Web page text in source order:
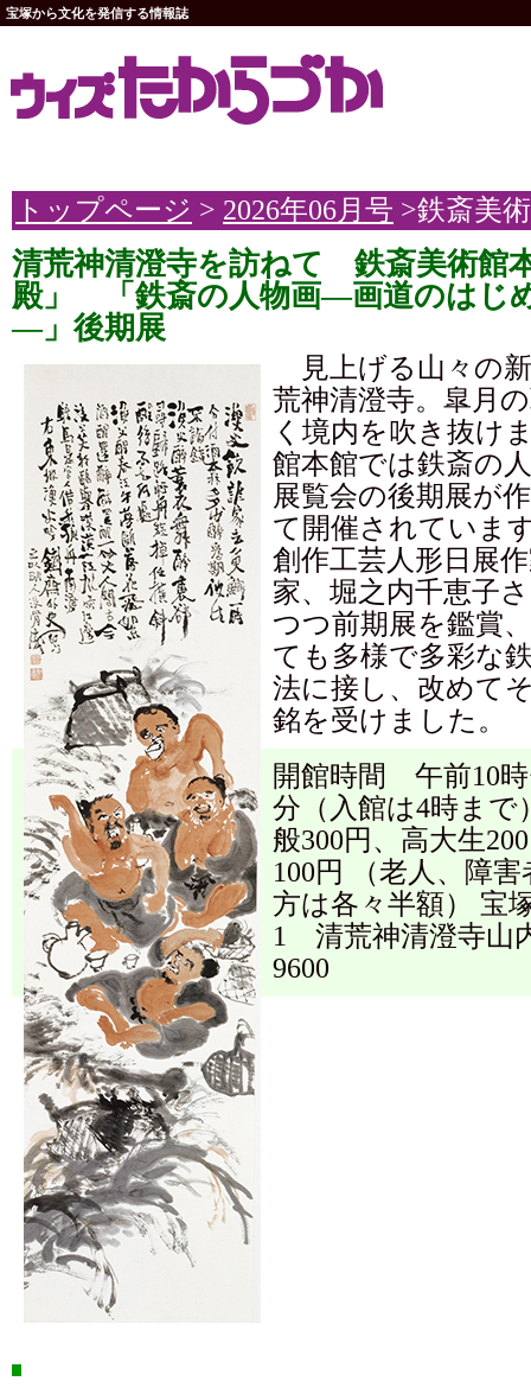
宝塚から文化を発信する情報誌
トップページ > 2026年06月号 >鉄斎美
清荒神清澄寺を訪ねて 鉄斎美術館
殿」 「鉄斎の人物画―画道のはじ
―」後期展
見上げる山々の
荒神清澄寺。皐月
く境内を吹き抜け
館本館では鉄斎の
展覧会の後期展が
て開催されていま
創作工芸人形日展
家、堀之内千恵子
つつ前期展を鑑賞
ても多様で多彩な
法に接し、改めて
銘を受けました。
開館時間 午前10時
分（入館は4時ま
般300円、高大生
100円 （老人、障
方は各々半額） 宝
1 清荒神清澄寺山
9600